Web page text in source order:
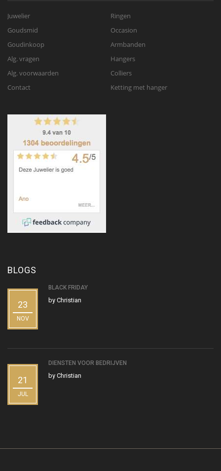
Juwelier
Goudsmid
Goudinkoop
Alg. vragen
Alg. voorwaarden
Contact
Ringen
Occasion
Armbanden
Hangers
Colliers
Ketting met hanger
BLOGS
23
NOV
BLACK FRIDAY
by Christian
21
JUL
DIENSTEN VOOR BEDRIJVEN
by Christian